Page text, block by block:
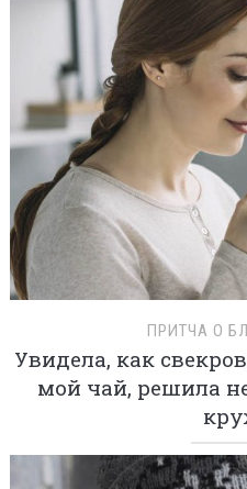
ПРИТЧА О
Увидела, как
мой чай, решила